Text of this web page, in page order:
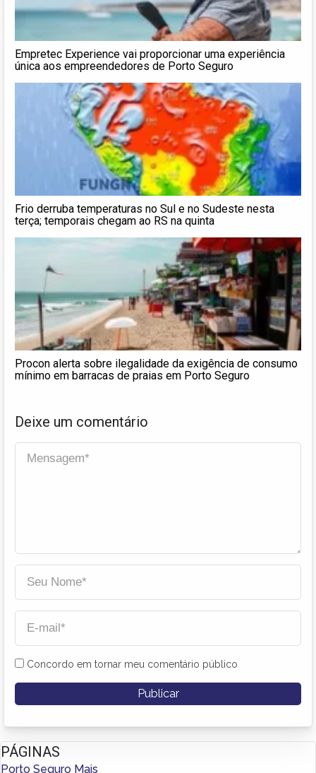
Empretec Experience vai proporcionar uma experiência
única aos empreendedores de Porto Seguro
Frio derruba temperaturas no Sul e no Sudeste nesta
terça; temporais chegam ao RS na quinta
Procon alerta sobre ilegalidade da exigência de consumo
mínimo em barracas de praias em Porto Seguro
Deixe um comentário
Concordo em tornar meu comentário público
PÁGINAS
Porto Seguro Mais